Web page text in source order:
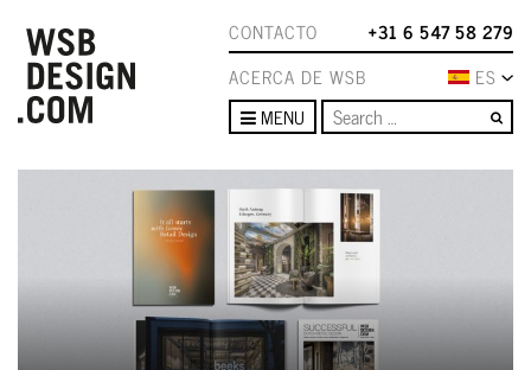
CONTACTO
+31 6 547 58 279
ACERCA DE WSB
ES
MENU